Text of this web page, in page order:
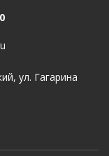
ул. Гагарина